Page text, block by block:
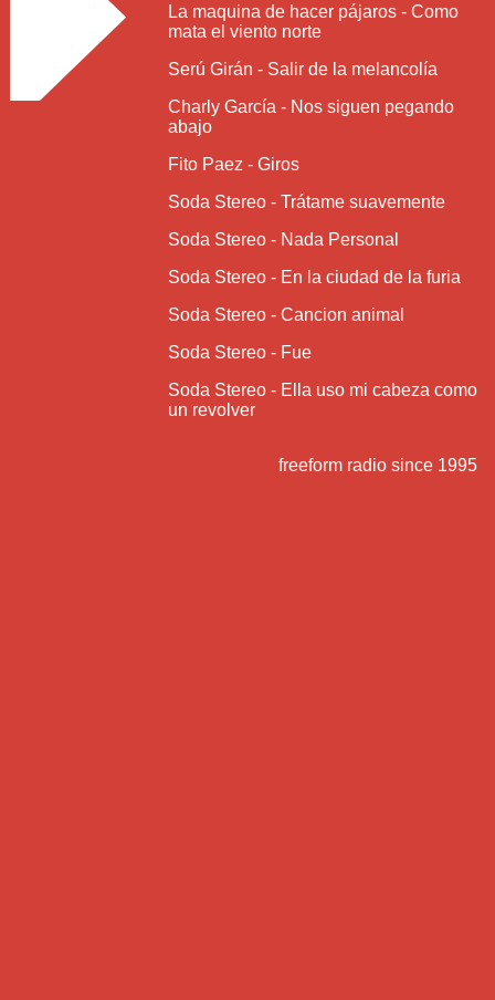
La maquina de hacer pájaros - Como
mata el viento norte
Serú Girán - Salir de la melancolía
Charly García - Nos siguen pegando
abajo
Fito Paez - Giros
Soda Stereo - Trátame suavemente
Soda Stereo - Nada Personal
Soda Stereo - En la ciudad de la furia
Soda Stereo - Cancion animal
Soda Stereo - Fue
Soda Stereo - Ella uso mi cabeza como
un revolver
freeform radio since 1995